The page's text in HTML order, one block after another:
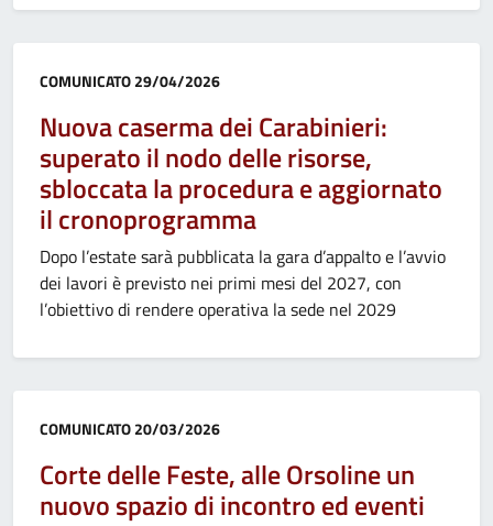
Categoria:
COMUNICATO29/04/2026
Nuova caserma dei Carabinieri:
superato il nodo delle risorse,
sbloccata la procedura e aggiornato
il cronoprogramma
Dopo l’estate sarà pubblicata la gara d’appalto e l’avvio
dei lavori è previsto nei primi mesi del 2027, con
l’obiettivo di rendere operativa la sede nel 2029
Categoria:
COMUNICATO20/03/2026
Corte delle Feste, alle Orsoline un
nuovo spazio di incontro ed eventi